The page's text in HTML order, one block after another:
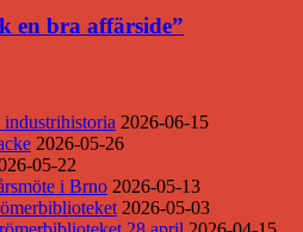
en bra affärside”
2026-06-15
2026-05-26
05-22
i Brno 2026-05-13
2026-05-03